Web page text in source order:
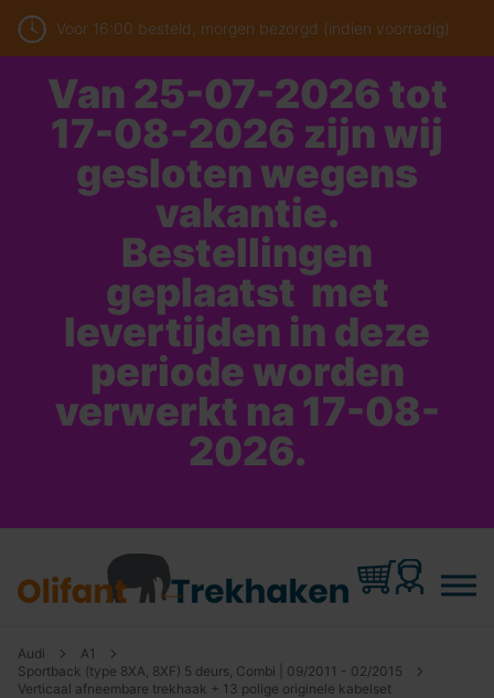
Voor 16:00 besteld, morgen bezorgd (indien voorradig)
Van 25-07-2026 tot
17-08-2026 zijn wij
gesloten wegens
vakantie.
Bestellingen
geplaatst met
levertijden in deze
periode worden
verwerkt na 17-08-
2026.
Audi
A1
Sportback (type 8XA, 8XF) 5 deurs, Combi | 09/2011 - 02/2015
Verticaal afneembare trekhaak + 13 polige originele kabelset